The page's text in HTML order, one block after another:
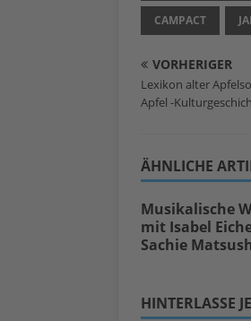
CAMPACT
VORHERIGER
Lexikon alter
Apfel -
ÄHNLICHE
Musikalische
mit Isabel
Sachie
HINTERLASSE